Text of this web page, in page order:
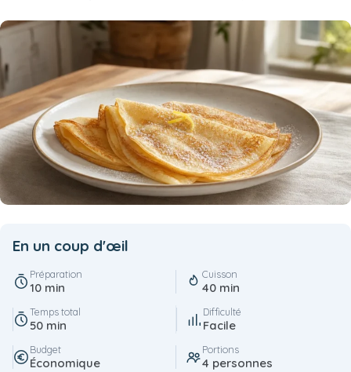
En un coup d'œil
Préparation
10 min
Cuisson
40 min
Temps total
50 min
Difficulté
Facile
Budget
Économique
Portions
4 personnes